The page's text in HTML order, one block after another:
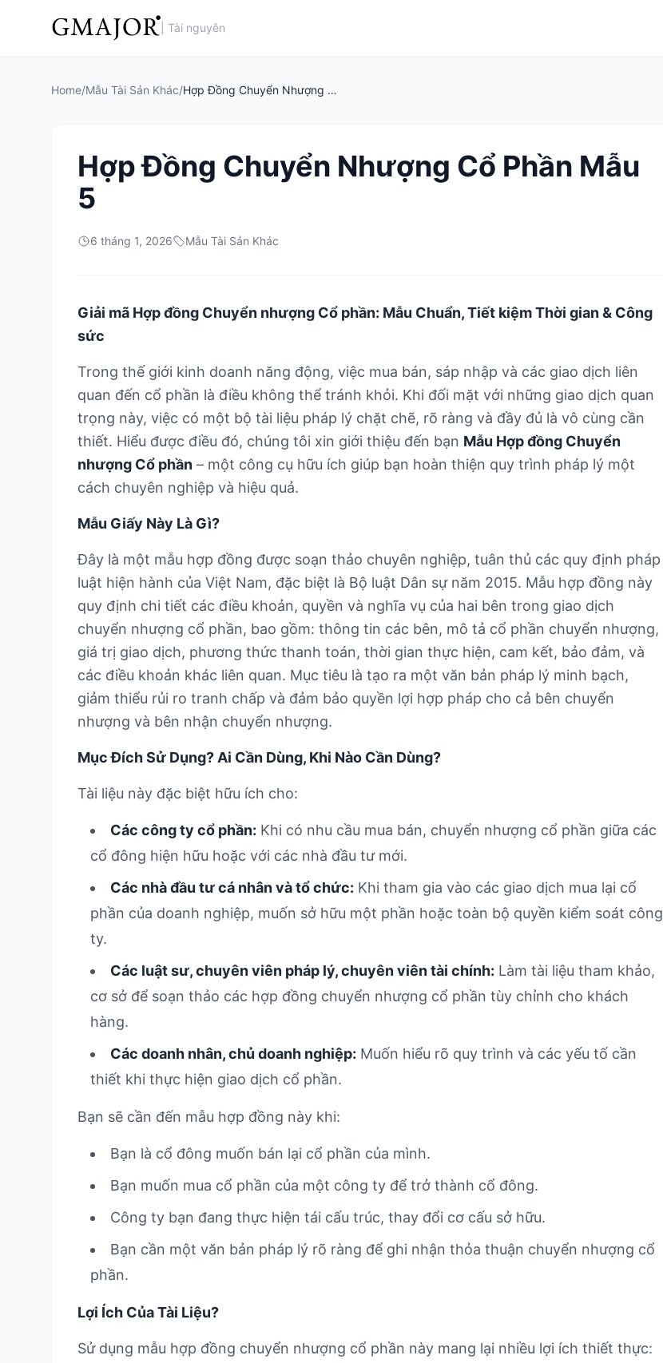
|Tài nguyên
Home/Mẫu Tài Sản Khác/ Hợp Đồng Chuyển Nhượng Cổ Phần Mẫu 5
Hợp Đồng Chuyển Nhượng Cổ Phần Mẫu
5
6 tháng 1, 2026 Mẫu Tài Sản Khác
Giải mã Hợp đồng Chuyển nhượng Cổ phần: Mẫu Chuẩn, Tiết kiệm Thời gian & Công
sức
Trong thế giới kinh doanh năng động, việc mua bán, sáp nhập và các giao dịch liên
quan đến cổ phần là điều không thể tránh khỏi. Khi đối mặt với những giao dịch quan
trọng này, việc có một bộ tài liệu pháp lý chặt chẽ, rõ ràng và đầy đủ là vô cùng cần
thiết. Hiểu được điều đó, chúng tôi xin giới thiệu đến bạn Mẫu Hợp đồng Chuyển
nhượng Cổ phần – một công cụ hữu ích giúp bạn hoàn thiện quy trình pháp lý một
cách chuyên nghiệp và hiệu quả.
Mẫu Giấy Này Là Gì?
Đây là một mẫu hợp đồng được soạn thảo chuyên nghiệp, tuân thủ các quy định pháp
luật hiện hành của Việt Nam, đặc biệt là Bộ luật Dân sự năm 2015. Mẫu hợp đồng này
quy định chi tiết các điều khoản, quyền và nghĩa vụ của hai bên trong giao dịch
chuyển nhượng cổ phần, bao gồm: thông tin các bên, mô tả cổ phần chuyển nhượng,
giá trị giao dịch, phương thức thanh toán, thời gian thực hiện, cam kết, bảo đảm, và
các điều khoản khác liên quan. Mục tiêu là tạo ra một văn bản pháp lý minh bạch,
giảm thiểu rủi ro tranh chấp và đảm bảo quyền lợi hợp pháp cho cả bên chuyển
nhượng và bên nhận chuyển nhượng.
Mục Đích Sử Dụng? Ai Cần Dùng, Khi Nào Cần Dùng?
Tài liệu này đặc biệt hữu ích cho:
Các công ty cổ phần: Khi có nhu cầu mua bán, chuyển nhượng cổ phần giữa các
cổ đông hiện hữu hoặc với các nhà đầu tư mới.
Các nhà đầu tư cá nhân và tổ chức: Khi tham gia vào các giao dịch mua lại cổ
phần của doanh nghiệp, muốn sở hữu một phần hoặc toàn bộ quyền kiểm soát công
ty.
Các luật sư, chuyên viên pháp lý, chuyên viên tài chính: Làm tài liệu tham khảo,
cơ sở để soạn thảo các hợp đồng chuyển nhượng cổ phần tùy chỉnh cho khách
hàng.
Các doanh nhân, chủ doanh nghiệp: Muốn hiểu rõ quy trình và các yếu tố cần
thiết khi thực hiện giao dịch cổ phần.
Bạn sẽ cần đến mẫu hợp đồng này khi:
Bạn là cổ đông muốn bán lại cổ phần của mình.
Bạn muốn mua cổ phần của một công ty để trở thành cổ đông.
Công ty bạn đang thực hiện tái cấu trúc, thay đổi cơ cấu sở hữu.
Bạn cần một văn bản pháp lý rõ ràng để ghi nhận thỏa thuận chuyển nhượng cổ
phần.
Lợi Ích Của Tài Liệu?
Sử dụng mẫu hợp đồng chuyển nhượng cổ phần này mang lại nhiều lợi ích thiết thực: